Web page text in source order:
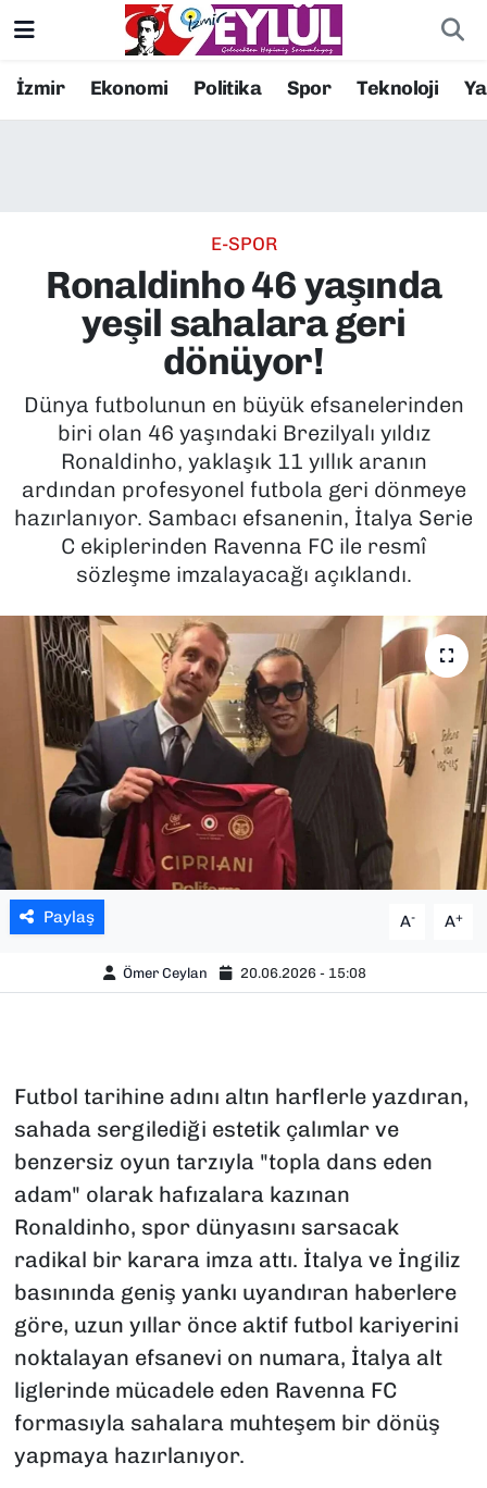
İzmir Ekonomi Politika Spor Teknoloji
E-SPOR
Ronaldinho 46 yaşında
yeşil sahalara geri
dönüyor!
Dünya futbolunun en büyük efsanelerinden
biri olan 46 yaşındaki Brezilyalı yıldız
Ronaldinho, yaklaşık 11 yıllık aranın
ardından profesyonel futbola geri dönmeye
hazırlanıyor. Sambacı efsanenin, İtalya Serie
C ekiplerinden Ravenna FC ile resmî
sözleşme imzalayacağı açıklandı.
Paylaş A- A+
Ömer Ceylan 20.06.2026 - 15:08
Futbol tarihine adını altın harflerle yazdıran,
sahada sergilediği estetik çalımlar ve
benzersiz oyun tarzıyla "topla dans eden
adam" olarak hafızalara kazınan
Ronaldinho, spor dünyasını sarsacak
radikal bir karara imza attı. İtalya ve İngiliz
basınında geniş yankı uyandıran haberlere
göre, uzun yıllar önce aktif futbol kariyerini
noktalayan efsanevi on numara, İtalya alt
liglerinde mücadele eden Ravenna FC
formasıyla sahalara muhteşem bir dönüş
yapmaya hazırlanıyor.
Resmi İlanlar
EKONOMİ
KÜLTÜR SANAT
MAGAZİN
POLİTİKA
SAĞLIK
SPOR
TEKNOLOJİ
YAŞAM
YEREL YÖNETİMLER
Konak Nöbetçi Eczaneler
Süper Lig Puan Durumu ve Fikstür
Tüm Manşetler
Son Dakika Haberleri
Haber Arşivi